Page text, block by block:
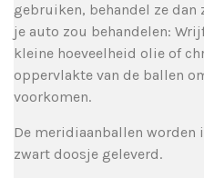
gebruiken, behandel ze dan
je auto zou behandelen:
kleine hoeveelheid olie of
oppervlakte van de ballen
voorkomen.
De meridiaanballen worden
zwart doosje geleverd.